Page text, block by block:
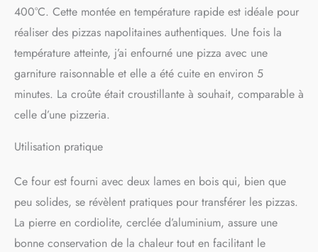
400°C. Cette montée en température rapide est idéale pour
réaliser des pizzas napolitaines authentiques. Une fois la
température atteinte, j’ai enfourné une pizza avec une
garniture raisonnable et elle a été cuite en environ 5
minutes. La croûte était croustillante à souhait, comparable à
celle d’une pizzeria.
Utilisation pratique
Ce four est fourni avec deux lames en bois qui, bien que
peu solides, se révèlent pratiques pour transférer les pizzas.
La pierre en cordiolite, cerclée d’aluminium, assure une
bonne conservation de la chaleur tout en facilitant le